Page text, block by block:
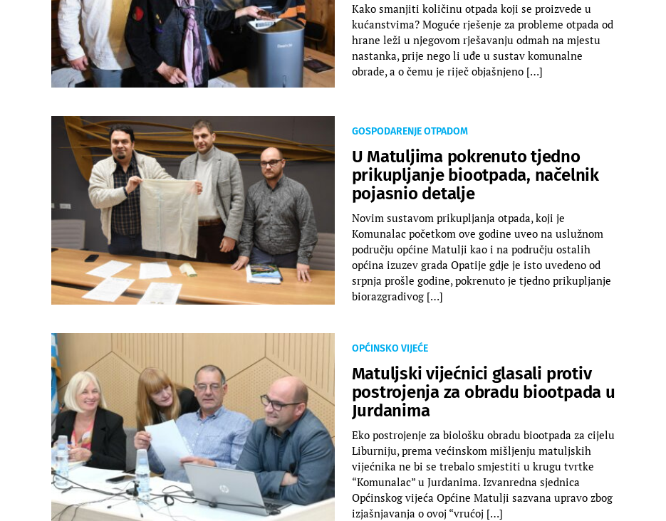
Kako smanjiti količinu otpada koji se proizvede u
kućanstvima? Moguće rješenje za probleme otpada od
hrane leži u njegovom rješavanju odmah na mjestu
nastanka, prije nego li uđe u sustav komunalne
obrade, a o čemu je riječ objašnjeno […]
GOSPODARENJE OTPADOM
U Matuljima pokrenuto tjedno
prikupljanje biootpada, načelnik
pojasnio detalje
Novim sustavom prikupljanja otpada, koji je
Komunalac početkom ove godine uveo na uslužnom
području općine Matulji kao i na području ostalih
općina izuzev grada Opatije gdje je isto uvedeno od
srpnja prošle godine, pokrenuto je tjedno prikupljanje
biorazgradivog […]
OPĆINSKO VIJEĆE
Matuljski vijećnici glasali protiv
postrojenja za obradu biootpada u
Jurdanima
Eko postrojenje za biološku obradu biootpada za cijelu
Liburniju, prema većinskom mišljenju matuljskih
vijećnika ne bi se trebalo smjestiti u krugu tvrtke
“Komunalac” u Jurdanima. Izvanredna sjednica
Općinskog vijeća Općine Matulji sazvana upravo zbog
izjašnjavanja o ovoj “vrućoj […]